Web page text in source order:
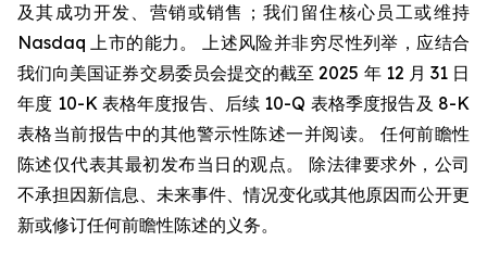
及其成功开发、营销或销售；我们留住核心员工或维持
Nasdaq 上市的能力。 上述风险并非穷尽性列举，应结合
我们向美国证券交易委员会提交的截至 2025 年 12 月 31 日
年度 10-K 表格年度报告、后续 10-Q 表格季度报告及 8-K
表格当前报告中的其他警示性陈述一并阅读。 任何前瞻性
陈述仅代表其最初发布当日的观点。 除法律要求外，公司
不承担因新信息、未来事件、情况变化或其他原因而公开更
新或修订任何前瞻性陈述的义务。